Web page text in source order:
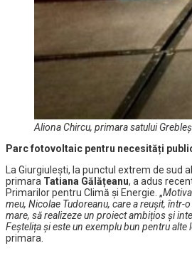
Aliona Chircu, primara satului
Parc fotovoltaic pentru necesități
La Giurgiulești, la punctul extrem de sud
primara Tatiana Gălățeanu, a adus
Primarilor pentru Climă și Energie. „
meu, Nicolae Tudoreanu, care a reușit, într-
mare, să realizeze un proiect ambițios și
Feștelița și este un exemplu bun pentru alte
primara.